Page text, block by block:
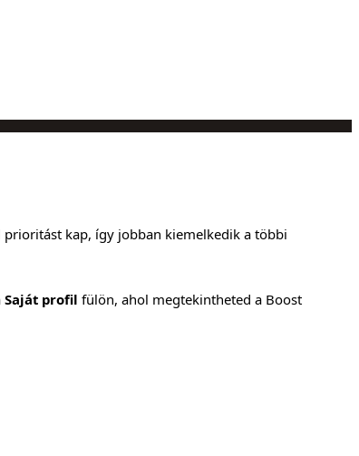
kap, így jobban kiemelkedik a többi
Saját profil fülön, ahol megtekintheted a Boost